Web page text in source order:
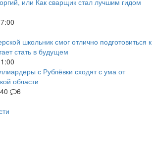
или Как сварщик стал лучшим гидом
школьник смог отлично подготовиться к
стать в будущем
с Рублёвки сходят с ума от
области
6